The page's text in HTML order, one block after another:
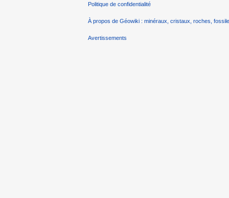
Politique de confidentialité
À propos de Géowiki : minéraux, cristaux, roches,
Avertissements